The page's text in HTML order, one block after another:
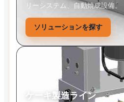
リーシステム、自動焼成設備。
ソリューションを探す
ケーキ製造ライン